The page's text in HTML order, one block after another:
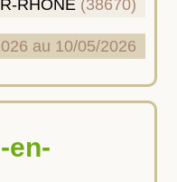
RHONE (38670)
au 10/05/2026